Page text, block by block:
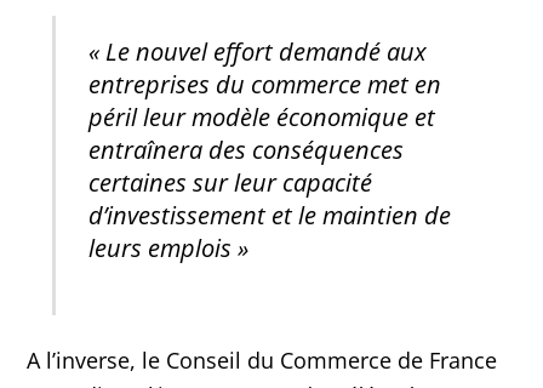
« Le nouvel effort demandé aux
entreprises du commerce met en
péril leur modèle économique et
entraînera des conséquences
certaines sur leur capacité
d’investissement et le maintien de
leurs emplois »
A l’inverse, le Conseil du Commerce de France